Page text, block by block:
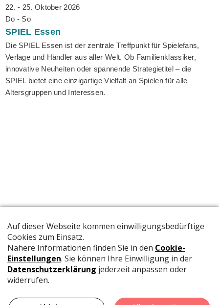
22. - 25. Oktober 2026
Do - So
SPIEL Essen
Die SPIEL Essen ist der zentrale Treffpunkt für Spielefans,
Verlage und Händler aus aller Welt. Ob Familienklassiker,
innovative Neuheiten oder spannende Strategietitel – die
SPIEL bietet eine einzigartige Vielfalt an Spielen für alle
Altersgruppen und Interessen.
Die offizielle Publikation der Schweizer Papeterien informiert